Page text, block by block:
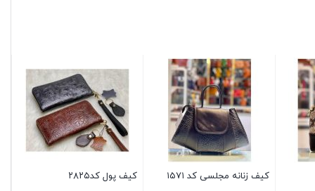
کیف زنانه مجلسی کد ۱۵۷۱ کیف پول کد۲۸۲۵